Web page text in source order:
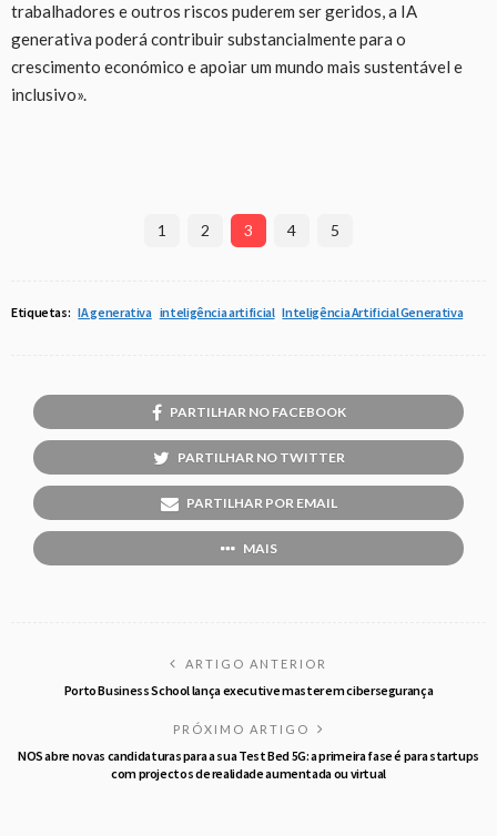
trabalhadores e outros riscos puderem ser geridos, a IA
generativa poderá contribuir substancialmente para o
crescimento económico e apoiar um mundo mais sustentável e
inclusivo».
1 2 3 4 5
Etiquetas: IA generativa inteligência artificial Inteligência Artificial Generativa
PARTILHAR NO FACEBOOK
PARTILHAR NO TWITTER
PARTILHAR POR EMAIL
MAIS
ARTIGO ANTERIOR
Porto Business School lança executive master em cibersegurança
PRÓXIMO ARTIGO
NOS abre novas candidaturas para a sua Test Bed 5G: a primeira fase é para startups
com projectos de realidade aumentada ou virtual